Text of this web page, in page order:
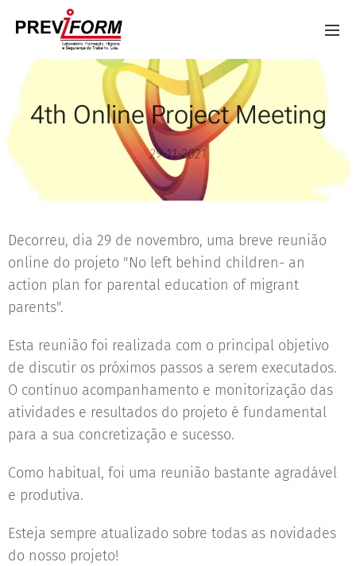
4th Online Project Meeting
29-11-2021
Decorreu, dia 29 de novembro, uma breve reunião
online do projeto "No left behind children- an
action plan for parental education of migrant
parents".
Esta reunião foi realizada com o principal objetivo
de discutir os próximos passos a serem executados.
O contínuo acompanhamento e monitorização das
atividades e resultados do projeto é fundamental
para a sua concretização e sucesso.
Como habitual, foi uma reunião bastante agradável
e produtiva.
Esteja sempre atualizado sobre todas as novidades
do nosso projeto!